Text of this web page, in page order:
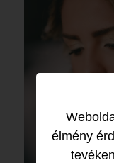
élmény